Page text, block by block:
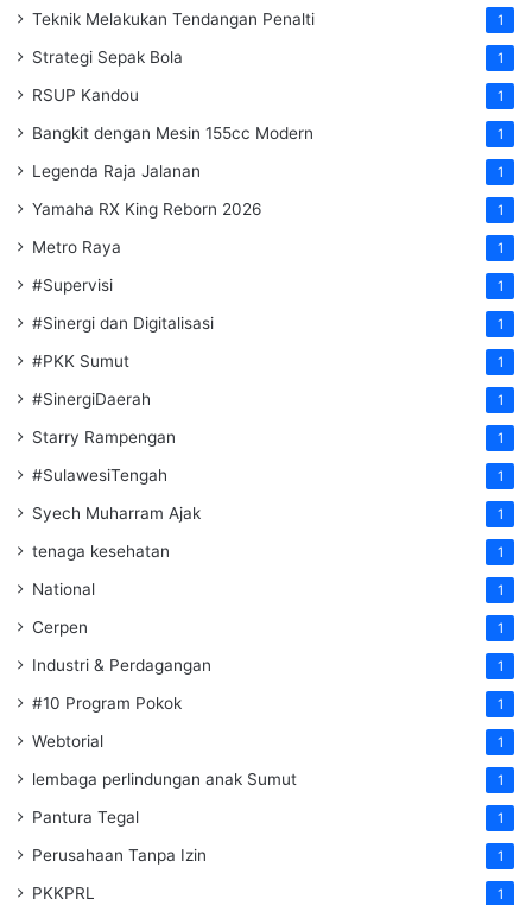
Teknik Melakukan Tendangan Penalti 1
Strategi Sepak Bola 1
RSUP Kandou 1
Bangkit dengan Mesin 155cc Modern 1
Legenda Raja Jalanan 1
Yamaha RX King Reborn 2026 1
Metro Raya 1
#Supervisi 1
#Sinergi dan Digitalisasi 1
#PKK Sumut 1
#SinergiDaerah 1
Starry Rampengan 1
#SulawesiTengah 1
Syech Muharram Ajak 1
tenaga kesehatan 1
National 1
Cerpen 1
Industri & Perdagangan 1
#10 Program Pokok 1
Webtorial 1
lembaga perlindungan anak Sumut 1
Pantura Tegal 1
Perusahaan Tanpa Izin 1
PKKPRL 1